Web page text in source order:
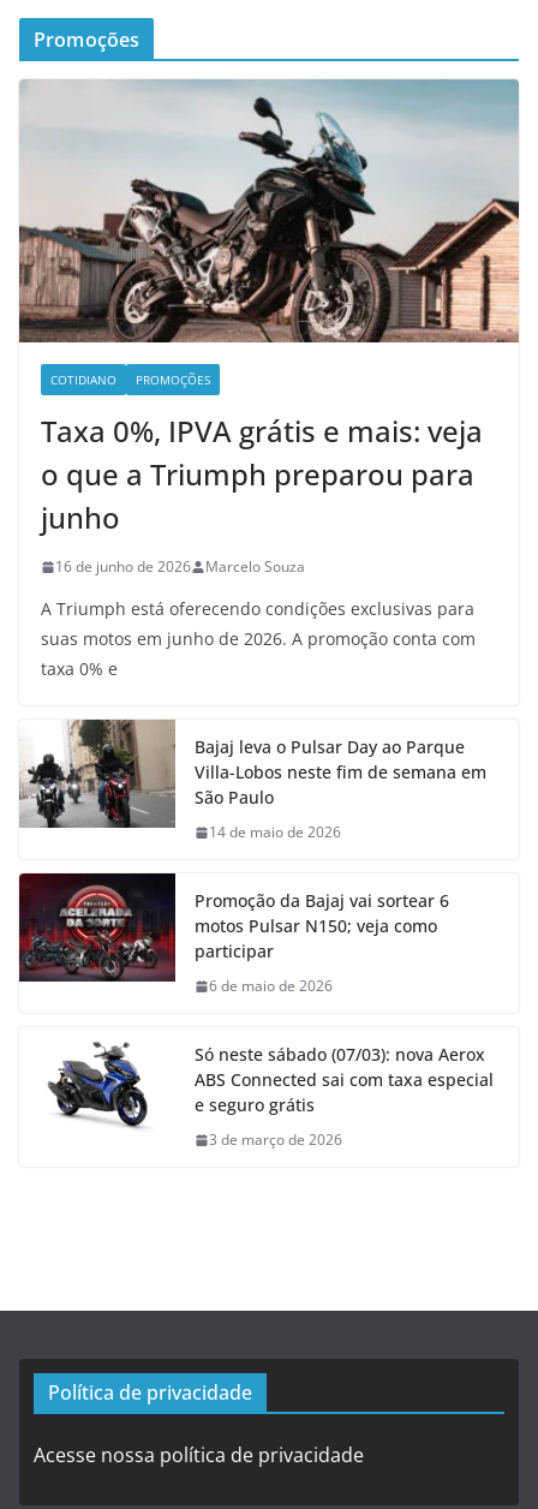
Promoções
COTIDIANO PROMOÇÕES
Taxa 0%, IPVA grátis e mais: veja
o que a Triumph preparou para
junho
16 de junho de 2026 Marcelo Souza
A Triumph está oferecendo condições exclusivas para
suas motos em junho de 2026. A promoção conta com
taxa 0% e
Bajaj leva o Pulsar Day ao Parque
Villa-Lobos neste fim de semana em
São Paulo
14 de maio de 2026
Promoção da Bajaj vai sortear 6
motos Pulsar N150; veja como
participar
6 de maio de 2026
Só neste sábado (07/03): nova Aerox
ABS Connected sai com taxa especial
e seguro grátis
3 de março de 2026
Política de privacidade
Acesse nossa política de privacidade